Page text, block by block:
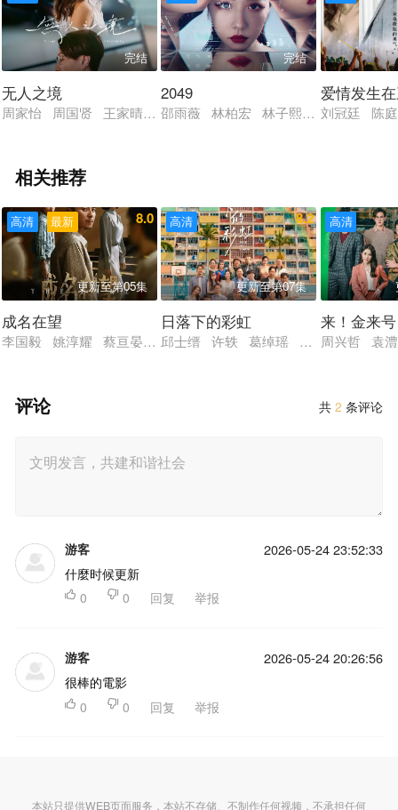
完结
无人之境
周家怡 周国贤 王家晴 李炘颐 陈安立 骆振伟 陈子丰 王颂
完结
2049
邵雨薇 林柏宏 林子熙 莫允雯 李
爱情发生
刘冠廷 陈
相关推荐
最新
高清 8.0
更新至第05集
成名在望
李国毅 姚淳耀 蔡亘晏 黄迪扬 黄采仪 龙天翔 乔瑟夫 吴言
高清 8.2
更新至第07集
日落下的彩虹
邱士缙 许轶 葛绰瑶 唐诗咏 潘灿
高清
来！金来
周兴哲 袁
共2 条评论
评论
游客 2026-05-24 23:52:33
什麼时候更新
 0  0 回复 举报
游客 2026-05-24 20:26:56
很棒的電影
 0  0 回复 举报
本站只提供WEB页面服务，本站不存储、不制作任何视频，不承担任何